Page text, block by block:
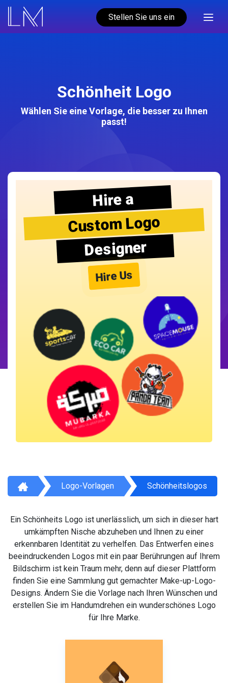
Stellen Sie uns ein
Schönheit Logo
Wählen Sie eine Vorlage, die besser zu Ihnen
passt!
Hire a
Custom Logo
Designer
Hire Us
Logo-Vorlagen Schönheitslogos
Ein Schönheits Logo ist unerlässlich, um sich in dieser hart
umkämpften Nische abzuheben und Ihnen zu einer
erkennbaren Identität zu verhelfen. Das Entwerfen eines
beeindruckenden Logos mit ein paar Berührungen auf Ihrem
Bildschirm ist kein Traum mehr, denn auf dieser Plattform
finden Sie eine Sammlung gut gemachter Make-up-Logo-
Designs. Ändern Sie die Vorlage nach Ihren Wünschen und
erstellen Sie im Handumdrehen ein wunderschönes Logo
für Ihre Marke.